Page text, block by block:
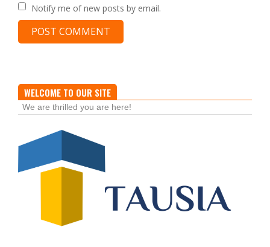
Notify me of new posts by email.
WELCOME TO OUR SITE
We are thrilled you are here!